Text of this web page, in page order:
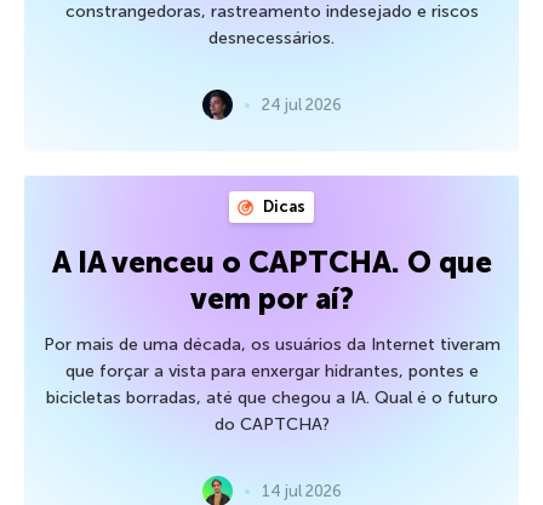
constrangedoras, rastreamento indesejado e riscos
desnecessários.
24 jul 2026
Dicas
A IA venceu o CAPTCHA. O que
vem por aí?
Por mais de uma década, os usuários da Internet tiveram
que forçar a vista para enxergar hidrantes, pontes e
bicicletas borradas, até que chegou a IA. Qual é o futuro
do CAPTCHA?
14 jul 2026